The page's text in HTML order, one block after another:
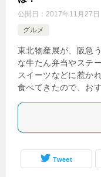
公開日： 2017年11月27日
グルメ
東北物産展が、阪急
な牛たん弁当やステ
スイーツなどに惹か
食べてきたので、お
Tweet